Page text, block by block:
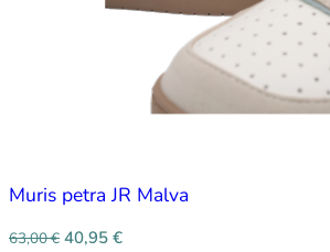
Muris petra JR Malva
63,00€ 40,95 €